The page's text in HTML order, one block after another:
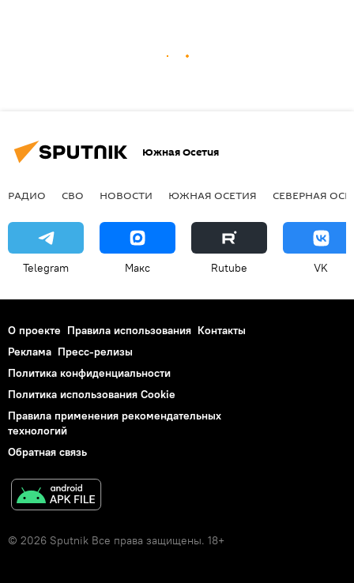
Южная Осетия
РАДИО СВО НОВОСТИ ЮЖНАЯ ОСЕТИЯ СЕВЕРНАЯ
Telegram Макс Rutube VK
О проекте Правила использования Контакты
Реклама Пресс-релизы
Политика конфиденциальности
Политика использования Cookie
Правила применения рекомендательных
технологий
Обратная связь
© 2026 Sputnik Все права защищены. 18+